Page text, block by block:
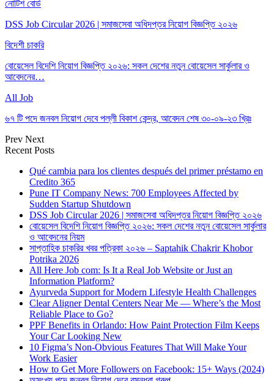
নোটিশ বোর্ড
DSS Job Circular 2026 | সমাজসেবা অধিদপ্তর নিয়োগ বিজ্ঞপ্তি ২০২৬
বিদেশী চাকরি
বোয়েসেল বিদেশি নিয়োগ বিজ্ঞপ্তি ২০২৬: সকল দেশের নতুন বোয়েসেল সার্কুলার ও
আবেদনের…
All Job
৬৭ টি পদে জনবল নিয়োগ দেবে পল্লী বিকাশ কেন্দ্র, আবেদন শেষ ৩০-০৯-২৩ খ্রিঃ
Prev Next
Recent Posts
Qué cambia para los clientes después del primer préstamo en
Credito 365
Pune IT Company News: 700 Employees Affected by
Sudden Startup Shutdown
DSS Job Circular 2026 | সমাজসেবা অধিদপ্তর নিয়োগ বিজ্ঞপ্তি ২০২৬
বোয়েসেল বিদেশি নিয়োগ বিজ্ঞপ্তি ২০২৬: সকল দেশের নতুন বোয়েসেল সার্কুলার
ও আবেদনের নিয়ম
সাপ্তাহিক চাকরির খবর পত্রিকা ২০২৬ – Saptahik Chakrir Khobor
Potrika 2026
All Here Job com: Is It a Real Job Website or Just an
Information Platform?
Ayurveda Support for Modern Lifestyle Health Challenges
Clear Aligner Dental Centers Near Me — Where’s the Most
Reliable Place to Go?
PPF Benefits in Orlando: How Paint Protection Film Keeps
Your Car Looking New
10 Figma’s Non-Obvious Features That Will Make Your
Work Easier
How to Get More Followers on Facebook: 15+ Ways (2024)